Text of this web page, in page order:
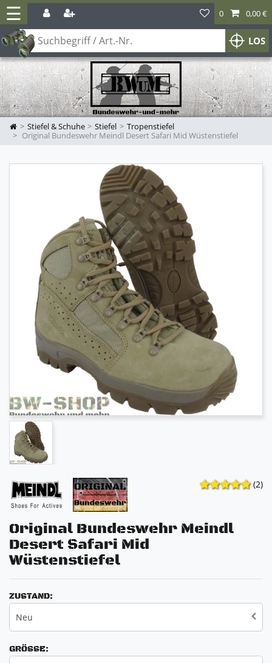
☰
LOS
0 0,00 €
Stiefel & Schuhe Stiefel
Tropenstiefel
Original Bundeswehr Meindl Desert Safari Mid Wüstenstiefel
(2)
Original Bundeswehr Meindl
Desert Safari Mid
Wüstenstiefel
ZUSTAND:
Neu
GRÖSSE: